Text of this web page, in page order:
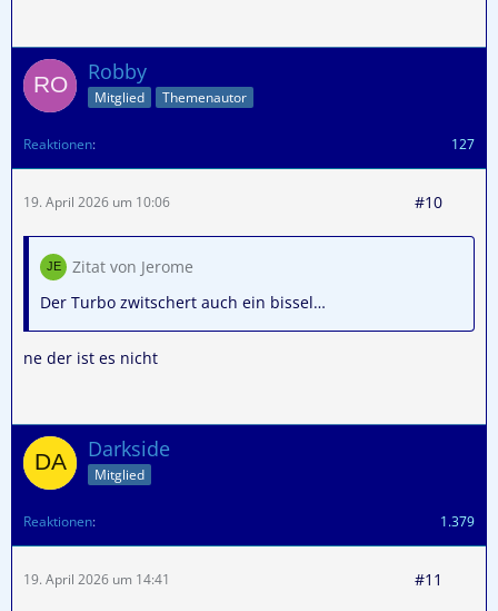
Robby
Mitglied Themenautor
Reaktionen 127
19. April 2026 um 10:06 #10
Zitat von Jerome
Der Turbo zwitschert auch ein bissel…
ne der ist es nicht
Darkside
Mitglied
Reaktionen 1.379
19. April 2026 um 14:41 #11